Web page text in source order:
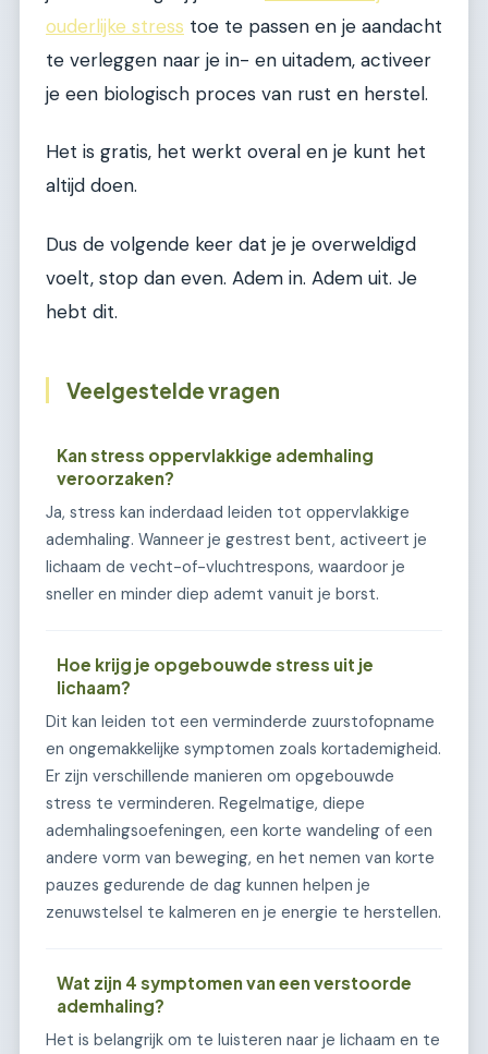
ouderlijke stress toe te passen en je aandacht
te verleggen naar je in- en uitadem, activeer
je een biologisch proces van rust en herstel.
Het is gratis, het werkt overal en je kunt het
altijd doen.
Dus de volgende keer dat je je overweldigd
voelt, stop dan even. Adem in. Adem uit. Je
hebt dit.
Veelgestelde vragen
Kan stress oppervlakkige ademhaling
veroorzaken?
Ja, stress kan inderdaad leiden tot oppervlakkige
ademhaling. Wanneer je gestrest bent, activeert je
lichaam de vecht-of-vluchtrespons, waardoor je
sneller en minder diep ademt vanuit je borst.
Hoe krijg je opgebouwde stress uit je
lichaam?
Dit kan leiden tot een verminderde zuurstofopname
en ongemakkelijke symptomen zoals kortademigheid.
Er zijn verschillende manieren om opgebouwde
stress te verminderen. Regelmatige, diepe
ademhalingsoefeningen, een korte wandeling of een
andere vorm van beweging, en het nemen van korte
pauzes gedurende de dag kunnen helpen je
zenuwstelsel te kalmeren en je energie te herstellen.
Wat zijn 4 symptomen van een verstoorde
ademhaling?
Het is belangrijk om te luisteren naar je lichaam en te